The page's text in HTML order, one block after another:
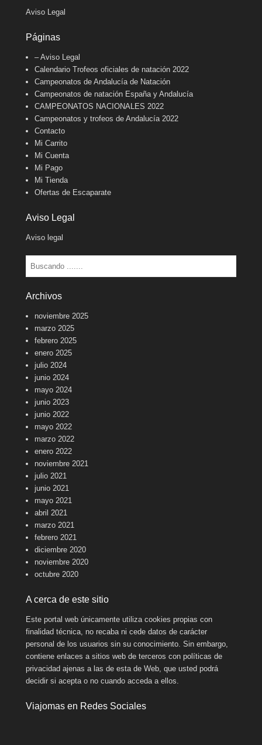
Aviso Legal
Páginas
– Aviso Legal
Calendario Trofeos oficiales de natación 2022
Campeonatos de Andalucía de Natación
Campeonatos de natación España y Andalucía
CAMPEONATOS NACIONALES 2022
Campeonatos y trofeos de Andalucía 2022
Contacto
Mi Carrito
Mi Cuenta
Mi Pago
Mi Tienda
Ofertas de Escaparate
Aviso Legal
Aviso legal
Buscar
Archivos
noviembre 2025
marzo 2025
febrero 2025
enero 2025
julio 2024
junio 2024
mayo 2024
junio 2023
junio 2022
mayo 2022
marzo 2022
enero 2022
noviembre 2021
julio 2021
junio 2021
mayo 2021
abril 2021
marzo 2021
febrero 2021
diciembre 2020
noviembre 2020
octubre 2020
A cerca de este sitio
Este portal web únicamente utiliza cookies propias con
finalidad técnica, no recaba ni cede datos de carácter
personal de los usuarios sin su conocimiento. Sin embargo,
contiene enlaces a sitios web de terceros con políticas de
privacidad ajenas a las de esta de Web, que usted podrá
decidir si acepta o no cuando acceda a ellos.
Viajomas en Redes Sociales